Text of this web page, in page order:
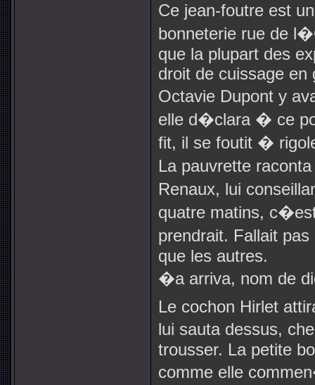
Ce jean-foutre est
bonneterie rue de
que la plupart des
droit de cuissage en
Octavie Dupont y
elle d�clara � ce
fit, il se foutit �
La pauvrette
Renaux, lui
quatre matins,
prendrait. Fallait
que les autres.
�a arriva, nom de
Le cochon Hirlet
lui sauta dessus,
trousser. La petite
comme elle